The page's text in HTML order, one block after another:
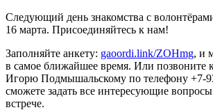
Следующий день знакомства с
16 марта. Присоединяйтесь к нам!
Заполняйте анкету: gaoordi.link/ZOHmg, и
в самое ближайшее время. Или позвоните
Игорю Подмышальскому по телефону +7-
сможете задать все интересующие
встрече.